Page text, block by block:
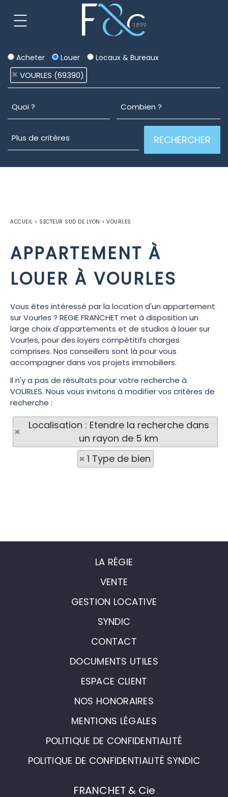
Acheter Louer Locaux & Bureaux
VOURLES (69390)
ACCUEIL > SECTEUR SUD DE LYON > VOURLES
APPARTEMENT À
LOUER À VOURLES
Vous êtes intéressé par la location d'un appartement
sur Vourles ? REGIE FRANCHET met à disposition un
large choix d'appartements et de studios à louer sur
Vourles, pour des loyers compétitifs charges
comprises. Nos conseillers sont là pour vous
accompagner dans vos projets immobiliers.
Il n'y a pas de résultats pour votre recherche à
VOURLES. Nous vous invitons à modifier vos critères de
recherche :
Localisation : Etendre la recherche dans
un rayon de 5 km
1 Type de bien
LA RÉGIE
VENTE
GESTION LOCATIVE
SYNDIC
CONTACT
DOCUMENTS UTILES
ESPACE CLIENT
NOS HONORAIRES
MENTIONS LÉGALES
POLITIQUE DE CONFIDENTIALITÉ
POLITIQUE DE CONFIDENTIALITÉ SYNDIC
FRANCHET & Cie